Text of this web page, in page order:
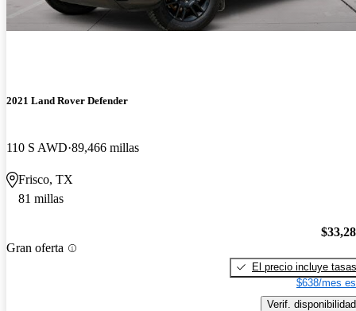
2021 Land Rover Defender
110 S AWD 89,466 millas
Frisco, TX
81 millas
Gran oferta
El precio incluye tasas
$638/mes
Verif. disponibilidad